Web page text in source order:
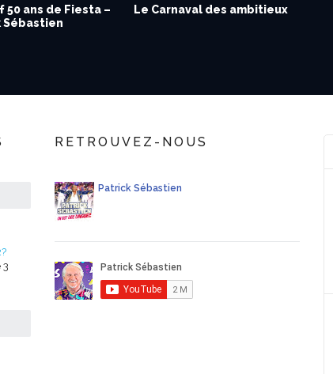
50 ans de Fiesta –
Sébastien
Le Carnaval des ambitieux
3
RETROUVEZ-NOUS
Patrick Sébastien